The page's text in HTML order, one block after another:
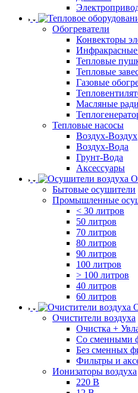
Обогреватели
Конвекторы
Инфракрасные
Тепловые
Тепловые
Газовые
Масляные
Тепловые насосы
Воздух-Воздух
Воздух-Вода
Грунт-Вода
Аксессуары
Бытовые осушители
Промышленные
< 30 литров
50 литров
70 литров
80 литров
90 литров
100 литров
> 100 литров
40 литров
60 литров
Очистители воздуха
Очистка +
Cо сменными
Без сменных
Фильтры и
Ионизаторы воздуха
220 В